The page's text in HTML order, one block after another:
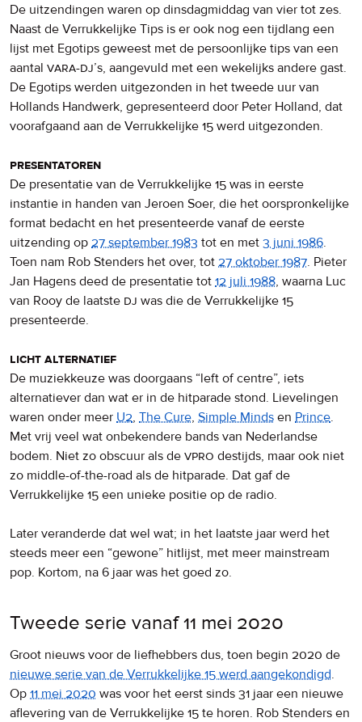
De uitzendingen waren op dinsdagmiddag van vier tot zes.
Naast de Verrukkelijke Tips is er ook nog een tijdlang een
lijst met Egotips geweest met de persoonlijke tips van een
aantal vara-dj’s, aangevuld met een wekelijks andere gast.
De Egotips werden uitgezonden in het tweede uur van
Hollands Handwerk, gepresenteerd door Peter Holland, dat
voorafgaand aan de Verrukkelijke 15 werd uitgezonden.
presentatoren
De presentatie van de Verrukkelijke 15 was in eerste
instantie in handen van Jeroen Soer, die het oorspronkelijke
format bedacht en het presenteerde vanaf de eerste
uitzending op 27 september 1983 tot en met 3 juni 1986.
Toen nam Rob Stenders het over, tot 27 oktober 1987. Pieter
Jan Hagens deed de presentatie tot 12 juli 1988, waarna Luc
van Rooy de laatste dj was die de Verrukkelijke 15
presenteerde.
licht alternatief
De muziekkeuze was doorgaans “left of centre”, iets
alternatiever dan wat er in de hitparade stond. Lievelingen
waren onder meer U2, The Cure, Simple Minds en Prince.
Met vrij veel wat onbekendere bands van Nederlandse
bodem. Niet zo obscuur als de vpro destijds, maar ook niet
zo middle-of-the-road als de hitparade. Dat gaf de
Verrukkelijke 15 een unieke positie op de radio.
Later veranderde dat wel wat; in het laatste jaar werd het
steeds meer een “gewone” hitlijst, met meer mainstream
pop. Kortom, na 6 jaar was het goed zo.
Tweede serie vanaf 11 mei 2020
Groot nieuws voor de liefhebbers dus, toen begin 2020 de
nieuwe serie van de Verrukkelijke 15 werd aangekondigd.
Op 11 mei 2020 was voor het eerst sinds 31 jaar een nieuwe
aflevering van de Verrukkelijke 15 te horen. Rob Stenders en